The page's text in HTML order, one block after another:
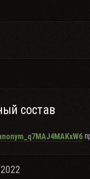
состав